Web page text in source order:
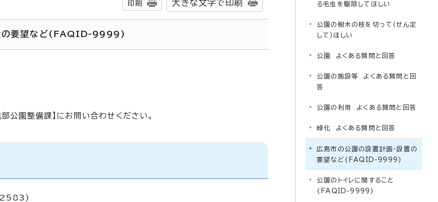
印刷 大きな文字で印刷
の要望など(FAQID-9999)
公園整備課】にお問い合わせください。
2583)
る毛虫を駆除してほしい
公園の樹木の枝を切って（せん定
して）ほしい
公園 よくある質問と回答
公園の施設等 よくある質問と回
答
公園の利用 よくある質問と回答
緑化 よくある質問と回答
広島市の公園の設置計画・設置の
要望など(FAQID-9999)
公園のトイレに関すること
(FAQID-9999)